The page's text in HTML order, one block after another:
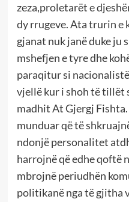
zeza,proletarët e
dy rrugeve. Ata trurin e
gjanat nuk janë duke ju
mshefjen e tyre dhe
paraqitur si
vjellë kur i shoh të tillët
madhit At Gjergj Fishta.
munduar që të
ndonjë personalitet
harrojnë që edhe qoftë
mbrojnë periudhën
politikanë nga të gjitha